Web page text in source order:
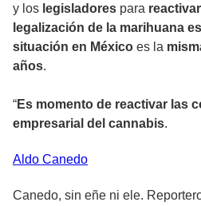
y los legisladores para reactivar
legalización de la marihuana
situación en México es la
años.
“Es momento de reactivar las
empresarial del cannabis.
Aldo Canedo
Canedo, sin eñe ni ele.